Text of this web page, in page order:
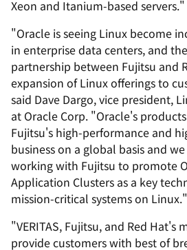
Xeon and Itanium-based servers."
"Oracle is seeing Linux become
in enterprise data centers, and
partnership between Fujitsu and
expansion of Linux offerings to
said Dave Dargo, vice president,
at Oracle Corp. "Oracle's
Fujitsu's high-performance and
business on a global basis and
working with Fujitsu to promote
Application Clusters as a key
mission-critical systems on Linux."
"VERITAS, Fujitsu, and Red Hat's
provide customers with best of